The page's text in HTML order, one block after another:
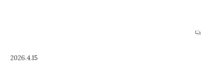
2026.4.15